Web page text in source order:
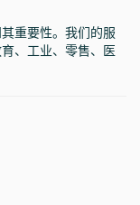
重要性。我们的服
、工业、零售、医